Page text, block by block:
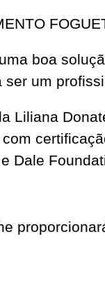
boa
um
Liliana
Dale